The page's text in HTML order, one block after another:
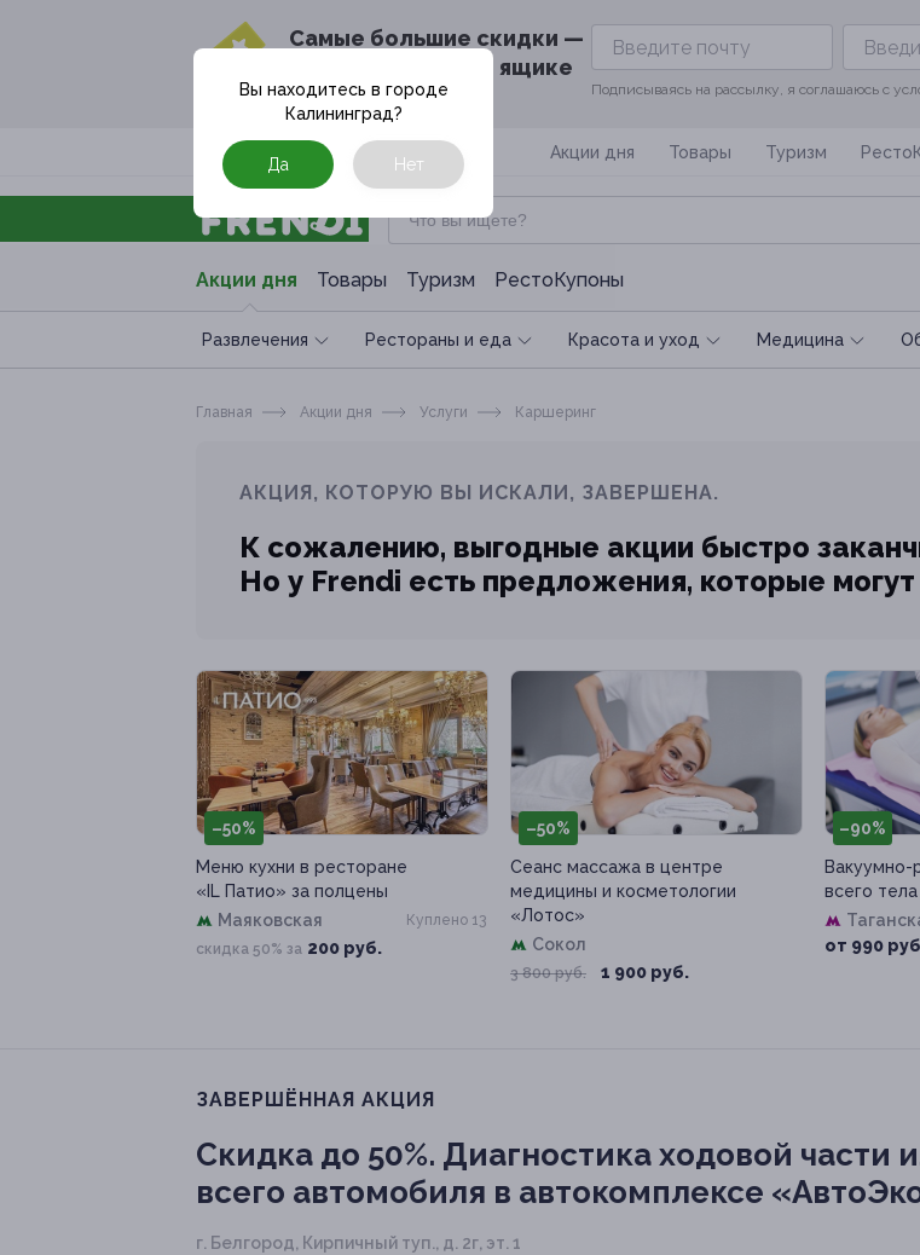
Cамые большие скидки —
в твоём почтовом ящике
Подписываясь на рассылку, я соглашаюсь с
Москва Акции дня Товары Туризм
Акции дня Товары Туризм РестоКупоны
Развлечения Рестораны и еда Красота и уход Медицина
Вы находитесь в городе
Калининград?
Да Нет
Главная Акции дня Услуги Каршеринг
АКЦИЯ, КОТОРУЮ ВЫ ИСКАЛИ, ЗАВЕРШЕНА.
К сожалению, выгодные акции быстро
Но у Frendi есть предложения, которые
–50%
Меню кухни в ресторане
«IL Патио» за полцены
Маяковская
скидка 50% за 200 руб.
Куплено 13
–50%
Сеанс массажа в центре
медицины и косметологии
«Лотос»
Сокол
3 800 руб. 1 900 руб.
–90%
Вакуумно-
всего
от 990
ЗАВЕРШЁННАЯ АКЦИЯ
Скидка до 50%. Диагностика ходовой части
всего автомобиля в автокомплексе
г. Белгород, Кирпичный туп., д. 2г, эт. 1